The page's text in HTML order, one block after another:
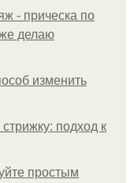
- прическа по
делаю
изменить
подход к
простым